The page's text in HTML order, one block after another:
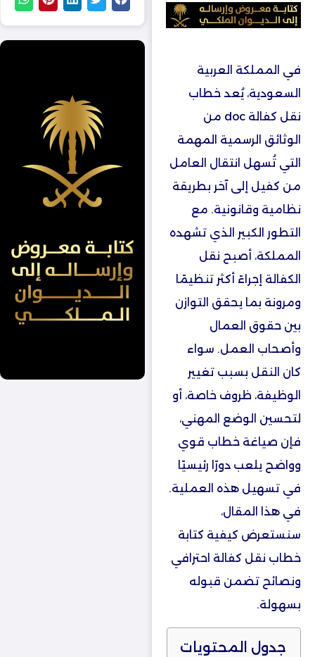
في المملكة العربية
السعودية، يُعد خطاب
نقل كفالة doc من
الوثائق الرسمية المهمة
التي تُسهل انتقال العامل
من كفيل إلى آخر بطريقة
نظامية وقانونية. مع
التطور الكبير الذي تشهده
المملكة، أصبح نقل
الكفالة إجراءً أكثر تنظيمًا
ومرونة بما يحقق التوازن
بين حقوق العمال
وأصحاب العمل. سواء
كان النقل بسبب تغيير
الوظيفة، ظروف خاصة، أو
لتحسين الوضع المهني،
فإن صياغة خطاب قوي
وواضح يلعب دورًا رئيسيًا
في تسهيل هذه العملية.
في هذا المقال،
سنستعرض كيفية كتابة
خطاب نقل كفالة احترافي
ونصائح تضمن قبوله
بسهولة.
جدول المحتويات